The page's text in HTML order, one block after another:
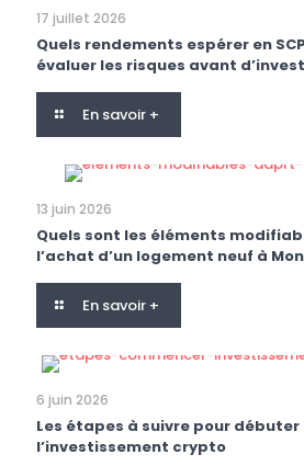
17 juillet 2026
Quels rendements espérer en
évaluer les risques avant
En savoir +
13 juin 2026
Quels sont les éléments
l’achat d’un logement neuf à
En savoir +
6 juin 2026
Les étapes à suivre pour débuter
l’investissement crypto